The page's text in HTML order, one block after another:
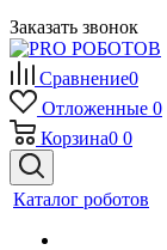
Заказать звонок
Сравнение0
Отложенные 0
Корзина0 0
Каталог роботов